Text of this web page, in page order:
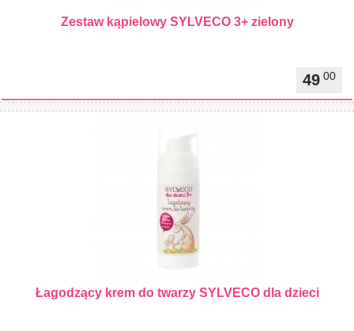
Zestaw kąpielowy SYLVECO 3+ zielony
49 00
Łagodzący krem do twarzy SYLVECO dla dzieci